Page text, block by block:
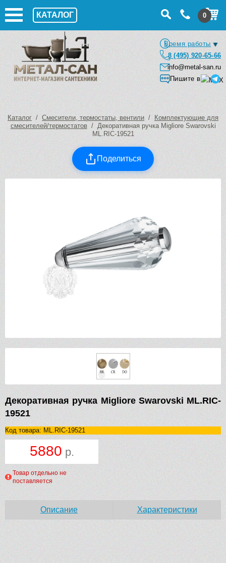
КАТАЛОГ 0
Время работы
8 (495) 920-65-66
info@metal-san.ru
Пишите в
Каталог / Смесители, термостаты, вентили /
Комплектующие для
смесителей/термостатов/ Декоративная ручка Migliore Swarovski
ML.RIC-19521
Поделиться
Декоративная ручка Migliore Swarovski ML.RIC-
19521
Код товара: ML.RIC-19521
5880 р.
Товар отдельно не
поставляется
Описание Характеристики